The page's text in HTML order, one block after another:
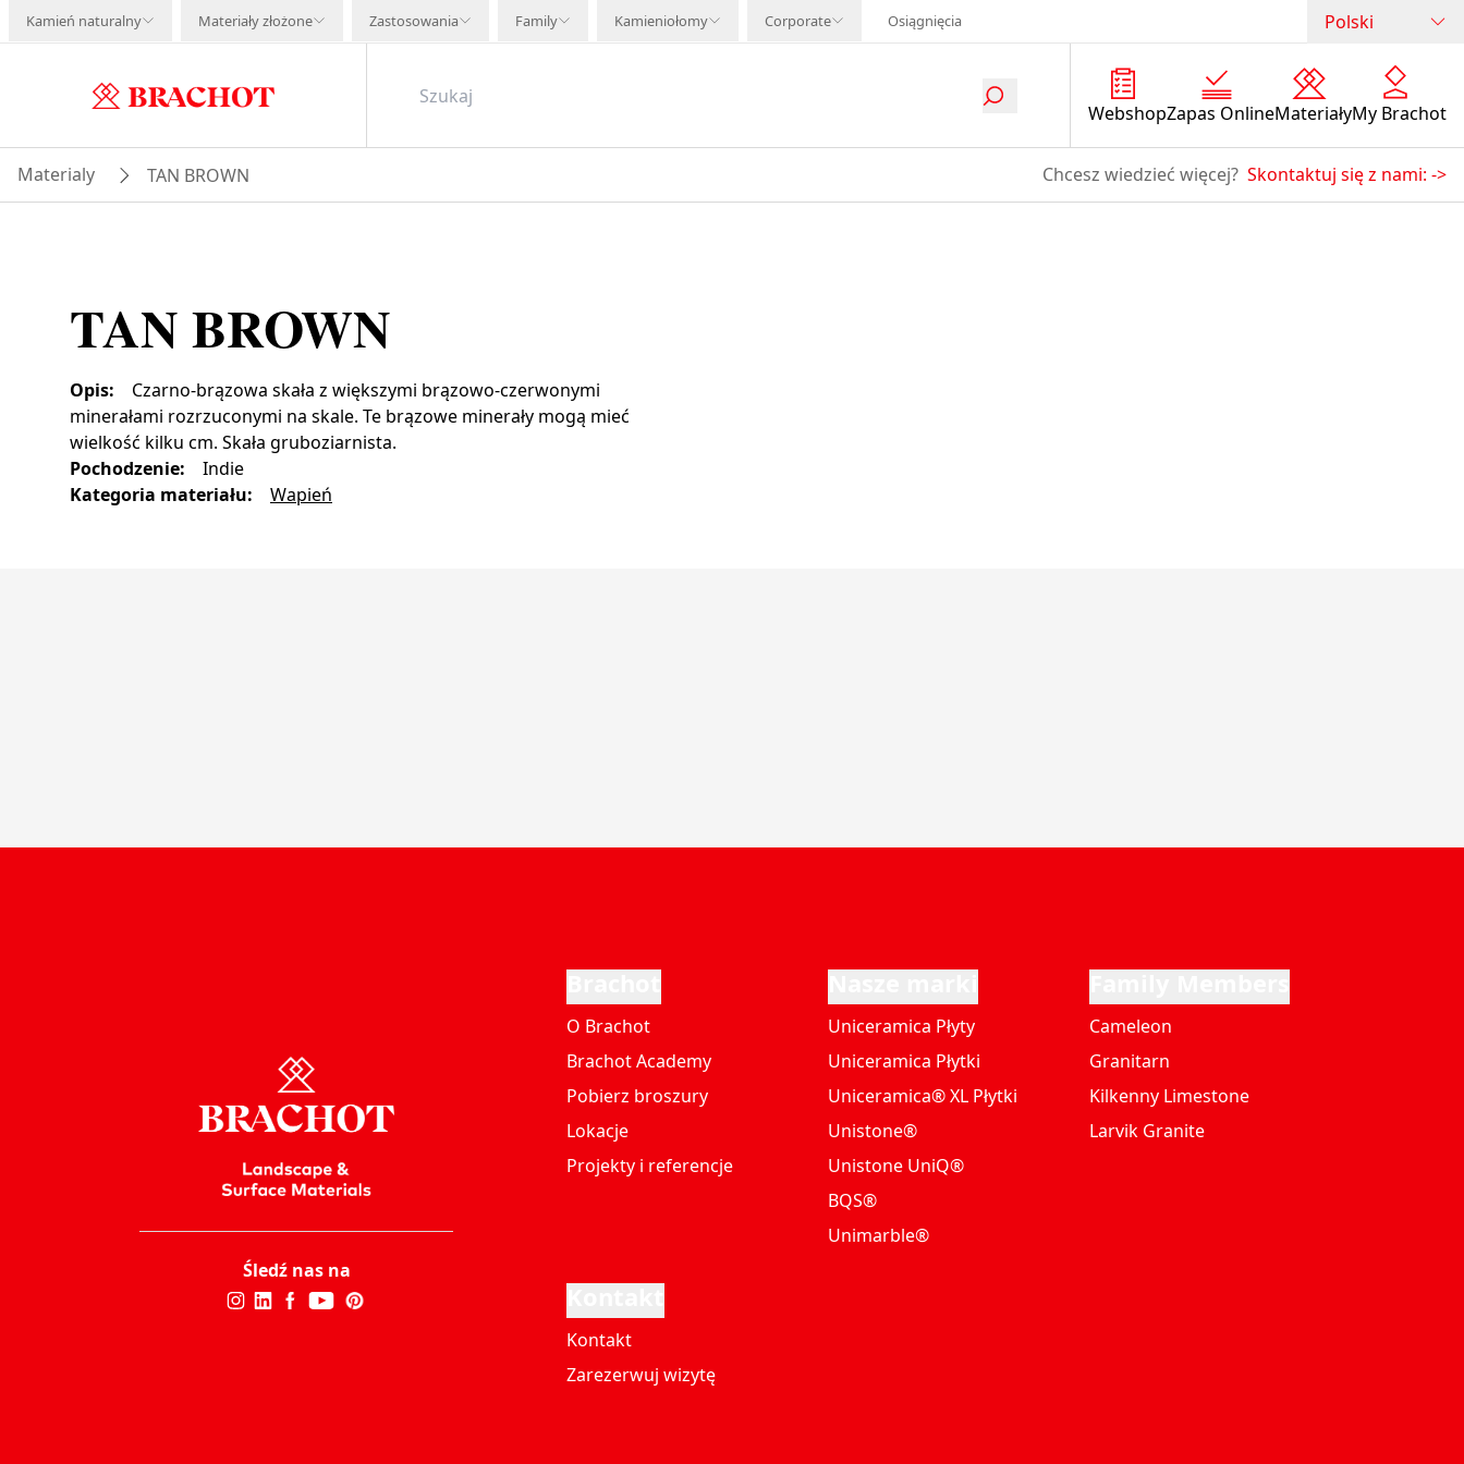
Kamień naturalny Materiały złożone Zastosowania Family Kamieniołomy Corporate Osiągnięcia Polski
WebshopZapas OnlineMateriałyMy Brachot
Materialy TAN BROWN Chcesz wiedzieć więcej? Skontaktuj się z nami: ->
TAN BROWN
Opis:
Czarno-brązowa skała z większymi brązowo-czerwonymi
minerałami rozrzuconymi na skale. Te brązowe minerały mogą mieć
wielkość kilku cm. Skała gruboziarnista.
Pochodzenie:
Indie
Kategoria materiału: Wapień
Śledź nas na
O Brachot
Brachot Academy
Pobierz broszury
Lokacje
Projekty i referencje
Uniceramica Płyty
Uniceramica Płytki
Uniceramica® XL Płytki
Unistone®
Unistone UniQ®
BQS®
Unimarble®
Cameleon
Granitarn
Kilkenny Limestone
Larvik Granite
Kontakt
Zarezerwuj wizytę